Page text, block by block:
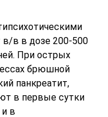
в/в в дозе 200-500
При острых
брюшной
панкреатит,
в первые сутки
в